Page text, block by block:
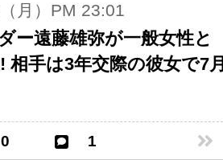
月）PM 23:01
ー遠藤雄弥が一般女性と
相手は3年交際の彼女で7月
0 1